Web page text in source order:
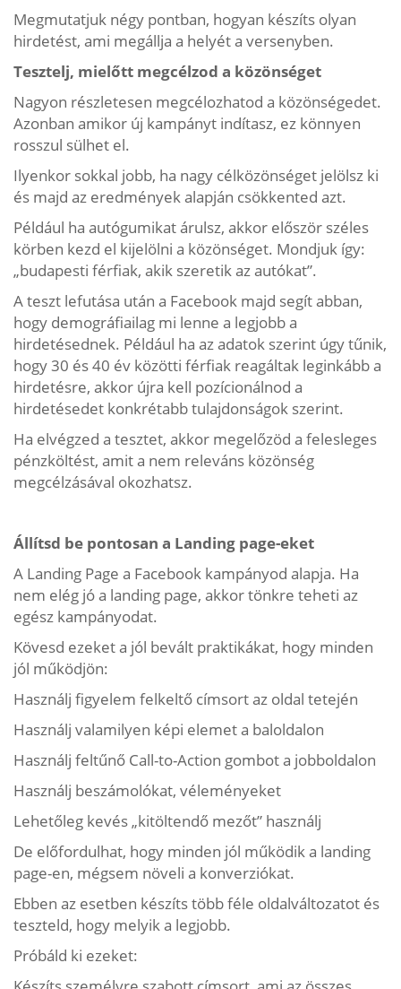
Megmutatjuk négy pontban, hogyan készíts olyan
hirdetést, ami megállja a helyét a versenyben.
Tesztelj, mielőtt megcélzod a közönséget
Nagyon részletesen megcélozhatod a közönségedet.
Azonban amikor új kampányt indítasz, ez könnyen
rosszul sülhet el.
Ilyenkor sokkal jobb, ha nagy célközönséget jelölsz ki
és majd az eredmények alapján csökkented azt.
Például ha autógumikat árulsz, akkor először széles
körben kezd el kijelölni a közönséget. Mondjuk így:
„budapesti férfiak, akik szeretik az autókat”.
A teszt lefutása után a Facebook majd segít abban,
hogy demográfiailag mi lenne a legjobb a
hirdetésednek. Például ha az adatok szerint úgy tűnik,
hogy 30 és 40 év közötti férfiak reagáltak leginkább a
hirdetésre, akkor újra kell pozícionálnod a
hirdetésedet konkrétabb tulajdonságok szerint.
Ha elvégzed a tesztet, akkor megelőzöd a felesleges
pénzköltést, amit a nem releváns közönség
megcélzásával okozhatsz.
Állítsd be pontosan a Landing page-eket
A Landing Page a Facebook kampányod alapja. Ha
nem elég jó a landing page, akkor tönkre teheti az
egész kampányodat.
Kövesd ezeket a jól bevált praktikákat, hogy minden
jól működjön:
Használj figyelem felkeltő címsort az oldal tetején
Használj valamilyen képi elemet a baloldalon
Használj feltűnő Call-to-Action gombot a jobboldalon
Használj beszámolókat, véleményeket
Lehetőleg kevés „kitöltendő mezőt” használj
De előfordulhat, hogy minden jól működik a landing
page-en, mégsem növeli a konverziókat.
Ebben az esetben készíts több féle oldalváltozatot és
teszteld, hogy melyik a legjobb.
Próbáld ki ezeket: